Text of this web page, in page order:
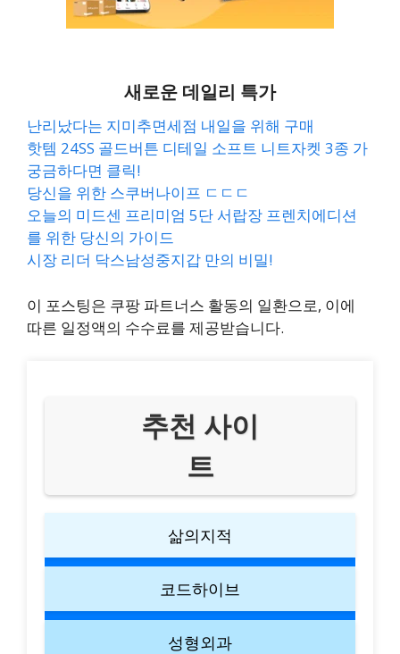
새로운 데일리 특가
난리났다는 지미추면세점 내일을 위해 구매
핫템 24SS 골드버튼 디테일 소프트 니트자켓 3종 가
궁금하다면 클릭!
당신을 위한 스쿠버나이프 ㄷㄷㄷ
오늘의 미드센 프리미엄 5단 서랍장 프렌치에디션
를 위한 당신의 가이드
시장 리더 닥스남성중지갑 만의 비밀!
이 포스팅은 쿠팡 파트너스 활동의 일환으로, 이에
따른 일정액의 수수료를 제공받습니다.
추천 사이
트
삶의지적
코드하이브
성형외과